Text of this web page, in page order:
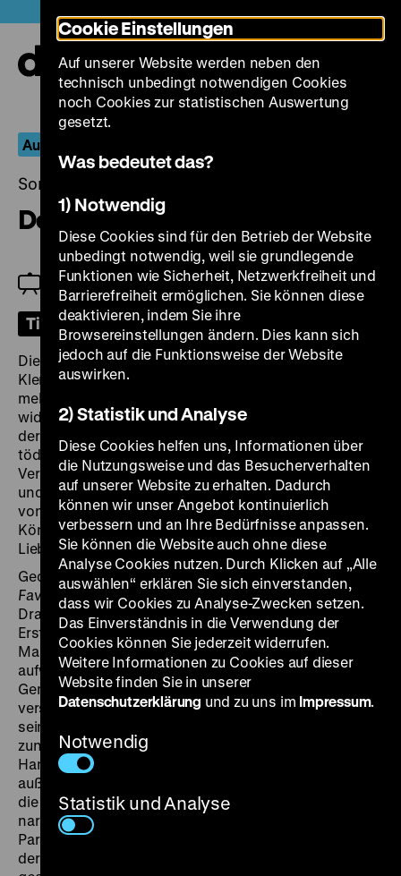
zum
Seiteninhalt
springen
Auch wir sammeln Filme
Sonntag, 09. Juni 2024, 15.30 Uhr
Der Favorit der Königin
Am Klavier: Eunice Martins
Tickets
Die moderne Wissenschaft im Kampf gegen den
Klerus und die Krone. Als in London um 1600 immer
mehr Menschen einer Epidemie zum Opfer fallen,
widersetzt sich der Mediziner Pembroke dem Verbot
der Leichensektion, um endlich hinter die Ursache der
tödlichen Krankheit zu kommen. Wegen seines
Verstoßes wird er zum Tode verurteilt. Um Pembroke
und seine Tochter herum tut sich ein ganzes Geflecht
von Intrigen und Erpressungsversuchen am Hofe von
Königin Elisabeth I. auf. Im Mittelpunkt steht dabei der
Liebhaber der Königin, ihr „Favorit“.
Gedreht im Münchner Studio der Emelka, gehört
Der
Favorit der Königinzu einer ganzen Reihe historischer
Dramen in der filmindustriellen Boomphase nach dem
Ersten Weltkrieg, die dem Publikum neben
Massenszenen vor allem auch opulente Kostüme,
aufwendige Bauten und einen indiskreten Blick in die
Gemächer der Reichen, Schönen und Mächtigen
versprachen. „Die Modernität dieses Films liegt in
seiner speziellen Erzählweise begründet. Dazu gehört
zunächst das rasante Tempo, mit dem sich die
Handlung in den verschiedenen Strängen entwickelt,
außerdem die prägnante Kürze der Szenen, aber auch
die Art, wie die Figuren eingeführt werden, die
narrativen Auslassungen und spannungsvollen
Parallelmontagen, die wirkungsvollen Story-Twists“, so
der Regisseur Philipp Stölzl in
Cookie Einstellungen
Auf unserer Website werden neben den
technisch unbedingt notwendigen Cookies
noch Cookies zur statistischen Auswertung
gesetzt.
Was bedeutet das?
1) Notwendig
Diese Cookies sind für den Betrieb der Website
unbedingt notwendig, weil sie grundlegende
Funktionen wie Sicherheit, Netzwerkfreiheit und
Barrierefreiheit ermöglichen. Sie können diese
deaktivieren, indem Sie ihre
Browsereinstellungen ändern. Dies kann sich
jedoch auf die Funktionsweise der Website
auswirken.
2) Statistik und Analyse
Diese Cookies helfen uns, Informationen über
die Nutzungsweise und das Besucherverhalten
auf unserer Website zu erhalten. Dadurch
können wir unser Angebot kontinuierlich
verbessern und an Ihre Bedürfnisse anpassen.
Sie können die Website auch ohne diese
Analyse Cookies nutzen. Durch Klicken auf „Alle
auswählen“ erklären Sie sich einverstanden,
dass wir Cookies zu Analyse-Zwecken setzen.
Das Einverständnis in die Verwendung der
Cookies können Sie jederzeit widerrufen.
Weitere Informationen zu Cookies auf dieser
Website finden Sie in unserer
Datenschutzerklärung und zu uns im Impressum.
Notwendig
Statistik und Analyse